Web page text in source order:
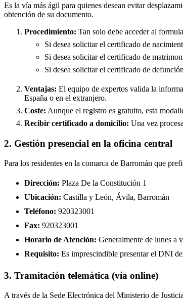
Es la vía más ágil para quienes desean evitar
obtención de su documento.
Procedimiento: Tan solo debe acceder al
Si desea solicitar el certificado de
Si desea solicitar el certificado de
Si desea solicitar el certificado de
Ventajas: El equipo de expertos valida la
España o en el extranjero.
Coste: Aunque el registro es gratuito, esta
Recibir certificado a domicilio: Una vez
2. Gestión presencial en la oficina central
Para los residentes en la comarca de Barromán que
Dirección: Plaza De la Constitución 1
Ubicación: Castilla y León, Ávila, Barromán
Teléfono: 920323001
Fax: 920323001
Horario de Atención: Generalmente de lunes a
Requisito: Es imprescindible presentar el DNI
3. Tramitación telemática (vía online)
A través de la Sede Electrónica del Ministerio de